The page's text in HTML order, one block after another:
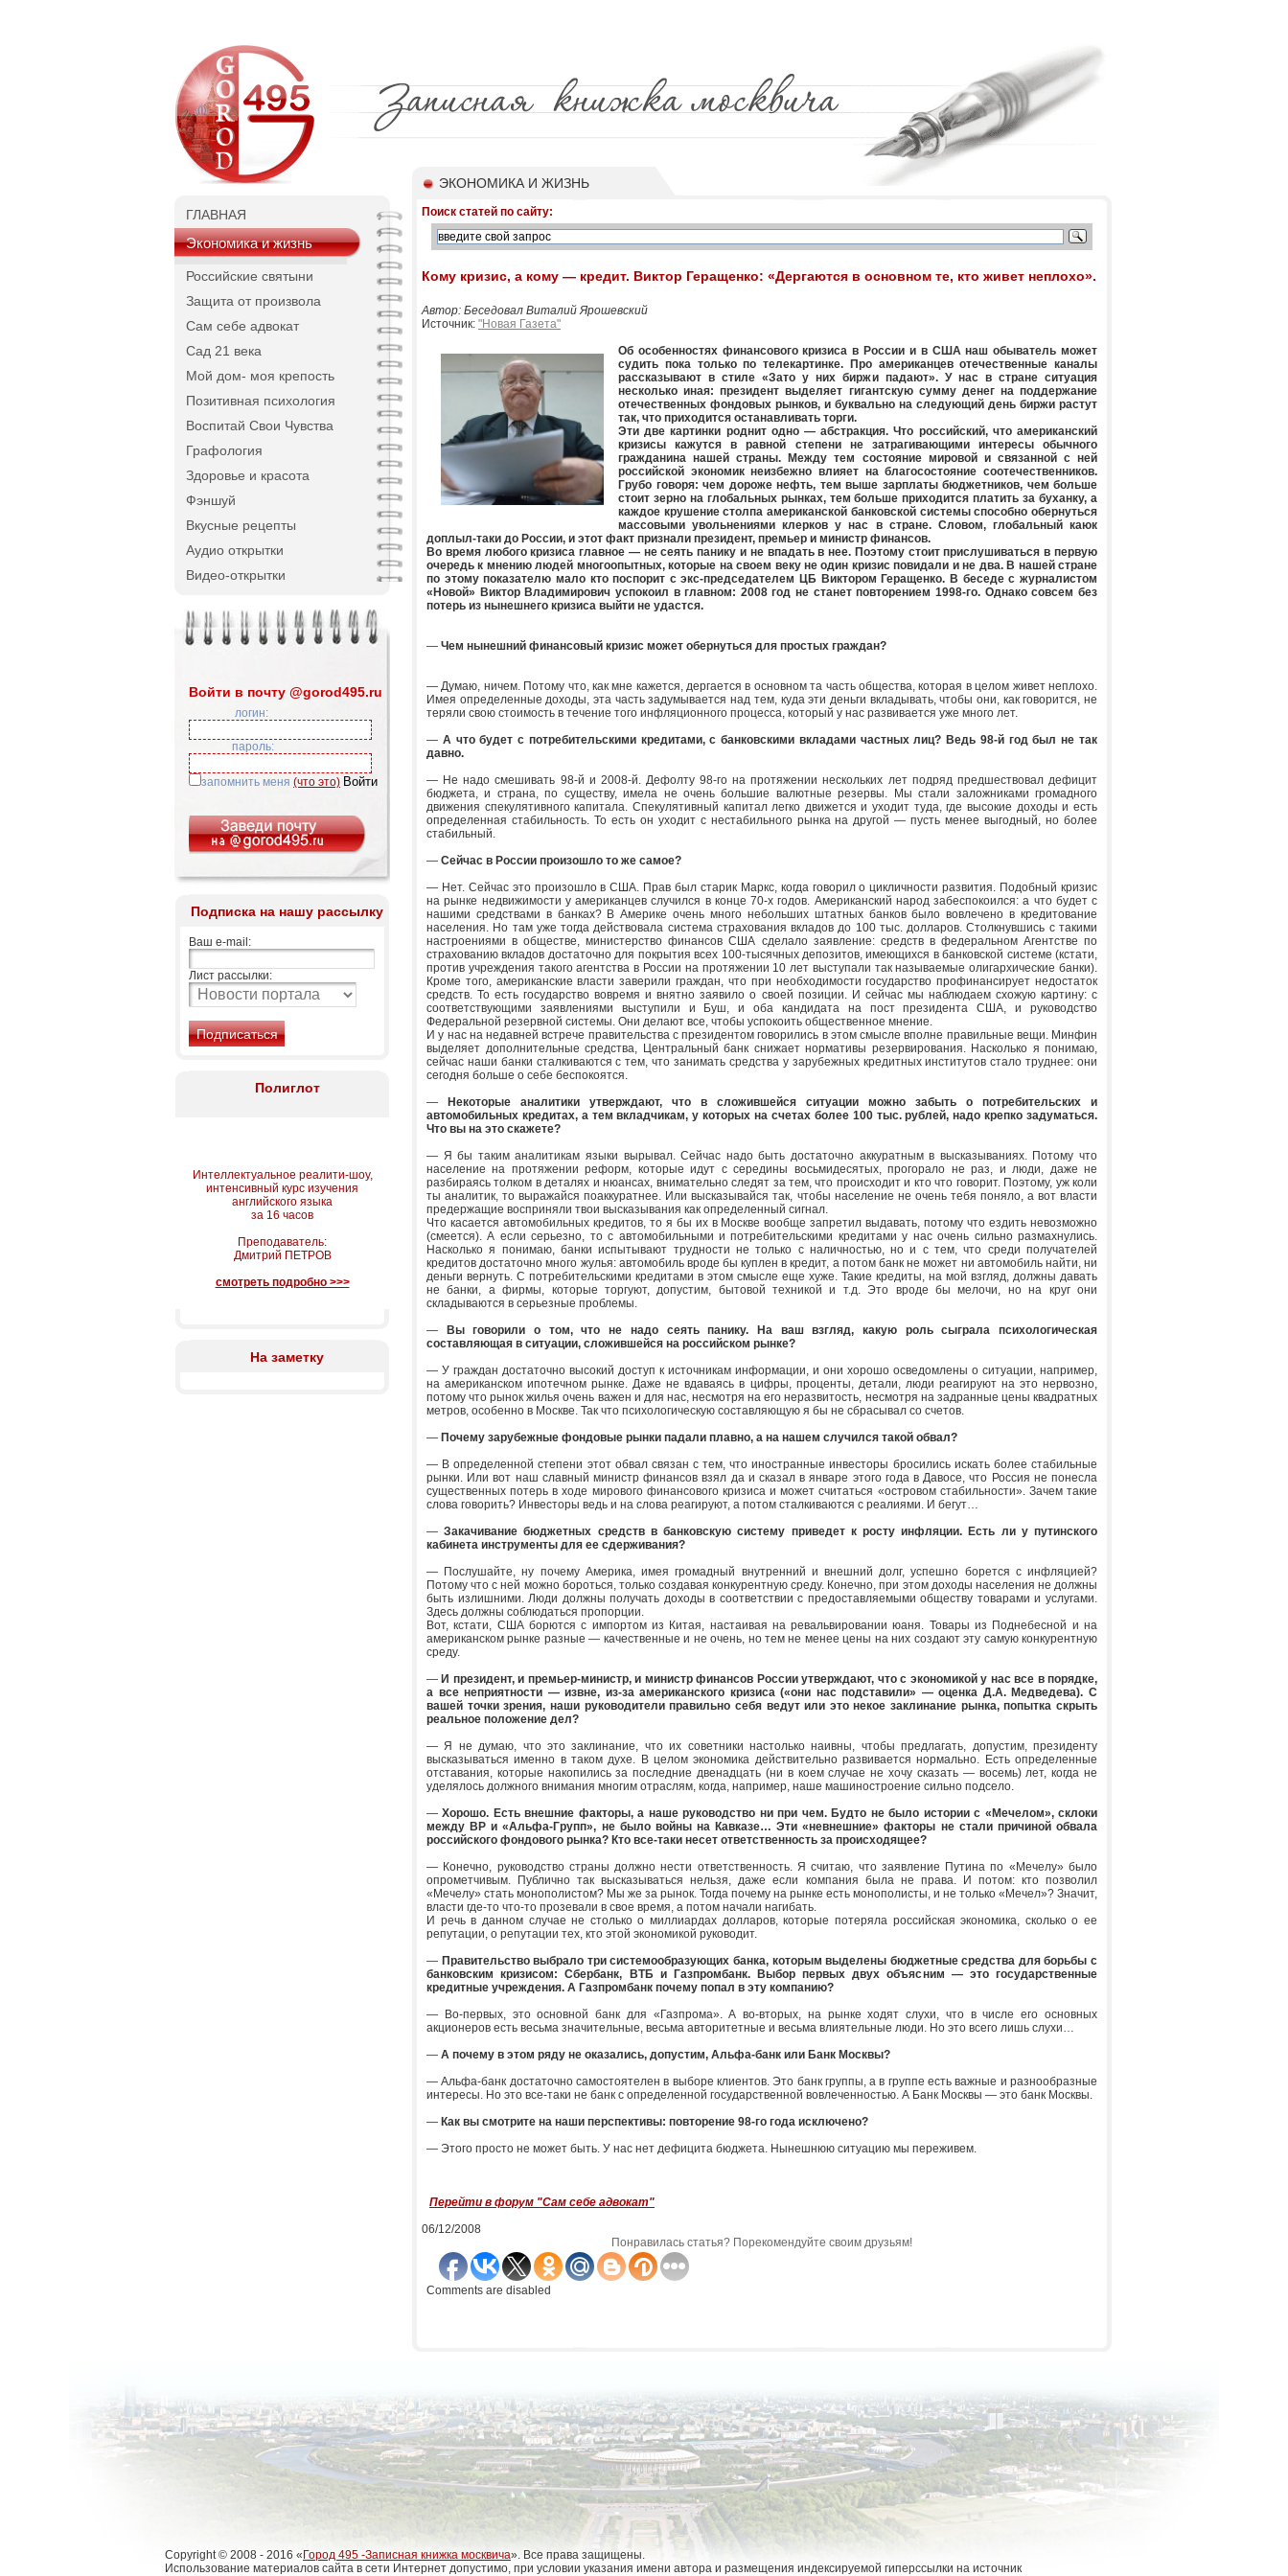
ГЛАВНАЯ
Экономика и жизнь
Российские святыни
Защита от произвола
Сам себе адвокат
Сад 21 века
Мой дом- моя крепость
Позитивная психология
Воспитай Свои Чувства
Графология
Здоровье и красота
Фэншуй
Вкусные рецепты
Аудио открытки
Видео-открытки
Войти в почту @gorod495.ru
логин:
пароль:
запомнить меня (что это)
Подписка на нашу рассылку
Ваш e-mail:
Лист рассылки:
Полиглот
Интеллектуальное реалити-шоу,
интенсивный курс изучения
английского языка
за 16 часов
Преподаватель:
Дмитрий ПЕТРОВ
смотреть подробно >>>
На заметку
ЭКОНОМИКА И ЖИЗНЬ
Поиск статей по сайту:
Кому кризис, а кому — кредит. Виктор Геращенко: «Дергаются в основном те, кто живет неплохо».
Автор: Беседовал Виталий Ярошевский
Источник: "Новая Газета"
Об особенностях финансового кризиса в России и в США наш обыватель может
судить пока только по телекартинке. Про американцев отечественные каналы
рассказывают в стиле «Зато у них биржи падают». У нас в стране ситуация
несколько иная: президент выделяет гигантскую сумму денег на поддержание
отечественных фондовых рынков, и буквально на следующий день биржи растут
так, что приходится останавливать торги.
Эти две картинки роднит одно — абстракция. Что российский, что американский
кризисы кажутся в равной степени не затрагивающими интересы обычного
гражданина нашей страны. Между тем состояние мировой и связанной с ней
российской экономик неизбежно влияет на благосостояние соотечественников.
Грубо говоря: чем дороже нефть, тем выше зарплаты бюджетников, чем больше
стоит зерно на глобальных рынках, тем больше приходится платить за буханку, а
каждое крушение столпа американской банковской системы способно обернуться
массовыми увольнениями клерков у нас в стране. Словом, глобальный каюк
доплыл-таки до России, и этот факт признали президент, премьер и министр финансов.
Во время любого кризиса главное — не сеять панику и не впадать в нее. Поэтому стоит прислушиваться в первую
очередь к мнению людей многоопытных, которые на своем веку не один кризис повидали и не два. В нашей стране
по этому показателю мало кто поспорит с экс-председателем ЦБ Виктором Геращенко. В беседе с журналистом
«Новой» Виктор Владимирович успокоил в главном: 2008 год не станет повторением 1998-го. Однако совсем без
потерь из нынешнего кризиса выйти не удастся.
— Чем нынешний финансовый кризис может обернуться для простых граждан?
— Думаю, ничем. Потому что, как мне кажется, дергается в основном та часть общества, которая в целом живет неплохо.
Имея определенные доходы, эта часть задумывается над тем, куда эти деньги вкладывать, чтобы они, как говорится, не
теряли свою стоимость в течение того инфляционного процесса, который у нас развивается уже много лет.
— А что будет с потребительскими кредитами, с банковскими вкладами частных лиц? Ведь 98-й год был не так
давно.
— Не надо смешивать 98-й и 2008-й. Дефолту 98-го на протяжении нескольких лет подряд предшествовал дефицит
бюджета, и страна, по существу, имела не очень большие валютные резервы. Мы стали заложниками громадного
движения спекулятивного капитала. Спекулятивный капитал легко движется и уходит туда, где высокие доходы и есть
определенная стабильность. То есть он уходит с нестабильного рынка на другой — пусть менее выгодный, но более
стабильный.
— Сейчас в России произошло то же самое?
— Нет. Сейчас это произошло в США. Прав был старик Маркс, когда говорил о цикличности развития. Подобный кризис
на рынке недвижимости у американцев случился в конце 70-х годов. Американский народ забеспокоился: а что будет с
нашими средствами в банках? В Америке очень много небольших штатных банков было вовлечено в кредитование
населения. Но там уже тогда действовала система страхования вкладов до 100 тыс. долларов. Столкнувшись с такими
настроениями в обществе, министерство финансов США сделало заявление: средств в федеральном Агентстве по
страхованию вкладов достаточно для покрытия всех 100-тысячных депозитов, имеющихся в банковской системе (кстати,
против учреждения такого агентства в России на протяжении 10 лет выступали так называемые олигархические банки).
Кроме того, американские власти заверили граждан, что при необходимости государство профинансирует недостаток
средств. То есть государство вовремя и внятно заявило о своей позиции. И сейчас мы наблюдаем схожую картину: с
соответствующими заявлениями выступили и Буш, и оба кандидата на пост президента США, и руководство
Федеральной резервной системы. Они делают все, чтобы успокоить общественное мнение.
И у нас на недавней встрече правительства с президентом говорились в этом смысле вполне правильные вещи. Минфин
выделяет дополнительные средства, Центральный банк снижает нормативы резервирования. Насколько я понимаю,
сейчас наши банки сталкиваются с тем, что занимать средства у зарубежных кредитных институтов стало труднее: они
сегодня больше о себе беспокоятся.
—
Некоторые аналитики утверждают, что в сложившейся ситуации можно забыть о потребительских и
автомобильных кредитах, а тем вкладчикам, у которых на счетах более 100 тыс. рублей, надо крепко задуматься.
Что вы на это скажете?
— Я бы таким аналитикам языки вырывал. Сейчас надо быть достаточно аккуратным в высказываниях. Потому что
население на протяжении реформ, которые идут с середины восьмидесятых, прогорало не раз, и люди, даже не
разбираясь толком в деталях и нюансах, внимательно следят за тем, что происходит и кто что говорит. Поэтому, уж коли
ты аналитик, то выражайся поаккуратнее. Или высказывайся так, чтобы население не очень тебя поняло, а вот власти
предержащие восприняли твои высказывания как определенный сигнал.
Что касается автомобильных кредитов, то я бы их в Москве вообще запретил выдавать, потому что ездить невозможно
(смеется). А если серьезно, то с автомобильными и потребительскими кредитами у нас очень сильно размахнулись.
Насколько я понимаю, банки испытывают трудности не только с наличностью, но и с тем, что среди получателей
кредитов достаточно много жулья: автомобиль вроде бы куплен в кредит, а потом банк не может ни автомобиль найти, ни
деньги вернуть. С потребительскими кредитами в этом смысле еще хуже. Такие кредиты, на мой взгляд, должны давать
не банки, а фирмы, которые торгуют, допустим, бытовой техникой и т.д. Это вроде бы мелочи, но на круг они
складываются в серьезные проблемы.
—
Вы говорили о том, что не надо сеять панику. На ваш взгляд, какую роль сыграла психологическая
составляющая в ситуации, сложившейся на российском рынке?
— У граждан достаточно высокий доступ к источникам информации, и они хорошо осведомлены о ситуации, например,
на американском ипотечном рынке. Даже не вдаваясь в цифры, проценты, детали, люди реагируют на это нервозно,
потому что рынок жилья очень важен и для нас, несмотря на его неразвитость, несмотря на задранные цены квадратных
метров, особенно в Москве. Так что психологическую составляющую я бы не сбрасывал со счетов.
— Почему зарубежные фондовые рынки падали плавно, а на нашем случился такой обвал?
— В определенной степени этот обвал связан с тем, что иностранные инвесторы бросились искать более стабильные
рынки. Или вот наш славный министр финансов взял да и сказал в январе этого года в Давосе, что Россия не понесла
существенных потерь в ходе мирового финансового кризиса и может считаться «островом стабильности». Зачем такие
слова говорить? Инвесторы ведь и на слова реагируют, а потом сталкиваются с реалиями. И бегут…
— Закачивание бюджетных средств в банковскую систему приведет к росту инфляции. Есть ли у путинского
кабинета инструменты для ее сдерживания?
— Послушайте, ну почему Америка, имея громадный внутренний и внешний долг, успешно борется с инфляцией?
Потому что с ней можно бороться, только создавая конкурентную среду. Конечно, при этом доходы населения не должны
быть излишними. Люди должны получать доходы в соответствии с предоставляемыми обществу товарами и услугами.
Здесь должны соблюдаться пропорции.
Вот, кстати, США борются с импортом из Китая, настаивая на ревальвировании юаня. Товары из Поднебесной и на
американском рынке разные — качественные и не очень, но тем не менее цены на них создают эту самую конкурентную
среду.
— И президент, и премьер-министр, и министр финансов России утверждают, что с экономикой у нас все в порядке,
а все неприятности — извне, из-за американского кризиса («они нас подставили» — оценка Д.А. Медведева). С
вашей точки зрения, наши руководители правильно себя ведут или это некое заклинание рынка, попытка скрыть
реальное положение дел?
— Я не думаю, что это заклинание, что их советники настолько наивны, чтобы предлагать, допустим, президенту
высказываться именно в таком духе. В целом экономика действительно развивается нормально. Есть определенные
отставания, которые накопились за последние двенадцать (ни в коем случае не хочу сказать — восемь) лет, когда не
уделялось должного внимания многим отраслям, когда, например, наше машиностроение сильно подсело.
—Хорошо. Есть внешние факторы, а наше руководство ни при чем. Будто не было истории с «Мечелом», склоки
между ВР и «Альфа-Групп», не было войны на Кавказе… Эти «невнешние» факторы не стали причиной обвала
российского фондового рынка? Кто все-таки несет ответственность за происходящее?
— Конечно, руководство страны должно нести ответственность. Я считаю, что заявление Путина по «Мечелу» было
опрометчивым. Публично так высказываться нельзя, даже если компания была не права. И потом: кто позволил
«Мечелу» стать монополистом? Мы же за рынок. Тогда почему на рынке есть монополисты, и не только «Мечел»? Значит,
власти где-то что-то прозевали в свое время, а потом начали нагибать.
И речь в данном случае не столько о миллиардах долларов, которые потеряла российская экономика, сколько о ее
репутации, о репутации тех, кто этой экономикой руководит.
— Правительство выбрало три системообразующих банка, которым выделены бюджетные средства для борьбы с
банковским кризисом: Сбербанк, ВТБ и Газпромбанк. Выбор первых двух объясним — это государственные
кредитные учреждения. А Газпромбанк почему попал в эту компанию?
— Во-первых, это основной банк для «Газпрома». А во-вторых, на рынке ходят слухи, что в числе его основных
акционеров есть весьма значительные, весьма авторитетные и весьма влиятельные люди. Но это всего лишь слухи…
— А почему в этом ряду не оказались, допустим, Альфа-банк или Банк Москвы?
— Альфа-банк достаточно самостоятелен в выборе клиентов. Это банк группы, а в группе есть важные и разнообразные
интересы. Но это все-таки не банк с определенной государственной вовлеченностью. А Банк Москвы — это банк Москвы.
— Как вы смотрите на наши перспективы: повторение 98-го года исключено?
— Этого просто не может быть. У нас нет дефицита бюджета. Нынешнюю ситуацию мы переживем.
Перейти в форум "Сам себе адвокат"
06/12/2008
Понравилась статья? Порекомендуйте своим друзьям!
Comments are disabled
Copyright © 2008 - 2016 « Город 495 -Записная книжка москвича». Все права защищены.
Использование материалов сайта в сети Интернет допустимо, при условии указания имени автора и размещения индексируемой гиперссылки на источник